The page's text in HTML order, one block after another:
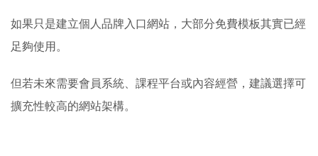
如果只是建立個人品牌入口網站，大部分免費模板其實已經
足夠使用。
但若未來需要會員系統、課程平台或內容經營，建議選擇可
擴充性較高的網站架構。